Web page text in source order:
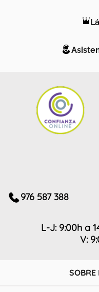
976 587 388
L-J: 9:00h a
V:
SOBRE